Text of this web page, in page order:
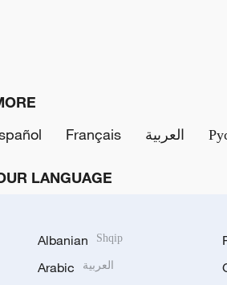
Français العربية
LANGUAGE
Albanian Shqip
Arabic العربية